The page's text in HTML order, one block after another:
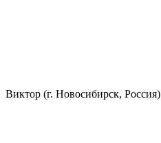
Виктор (г. Новосибирск, Россия)